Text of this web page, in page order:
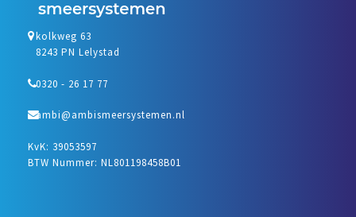
kolkweg 63
8243 PN Lelystad
0320 - 26 17 77
ambi@ambismeersystemen.nl
KvK: 39053597
BTW Nummer: NL801198458B01